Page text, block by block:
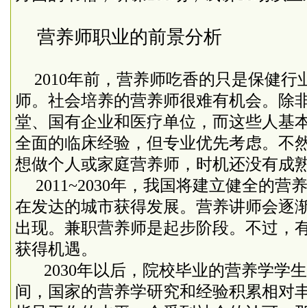
营养师职业的前景分析
2010年前，营养师吃香的只是保健行
师。社会培养的营养师很难有机会。除
堂、国有企业和医疗单位，而这些人基
全面的临床经验，但专业优先考虑。不
想做个人或家庭营养师，时机还没有成
2011~2030年，我国将建立健全的营
在发达的城市获得发展。营养讲师会逐
出现。兼职营养师是起步阶段。不过，
获得机遇。
2030年以后，院校毕业的营养学学
间，国家的营养学研究和经验积累相对